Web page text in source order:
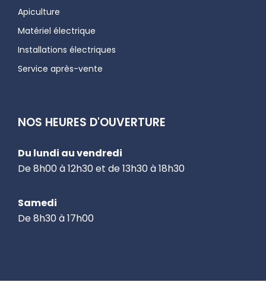
Apiculture
Matériel électrique
Installations électriques
Service après-vente
NOS HEURES D'OUVERTURE
Du lundi au vendredi
De 8h00 à 12h30 et de 13h30 à 18h30
Samedi
De 8h30 à 17h00